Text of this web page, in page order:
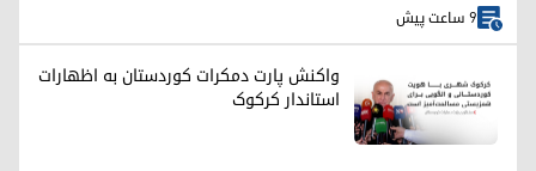
9 ساعت پیش
واکنش پارت دمکرات کوردستان به اظهارات
استاندار کرکوک